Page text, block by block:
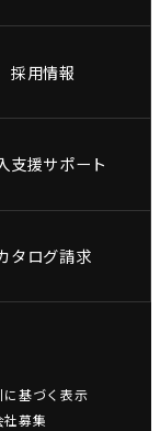
採用情報
支援サポート
タログ請求
に基づく表示
社募集